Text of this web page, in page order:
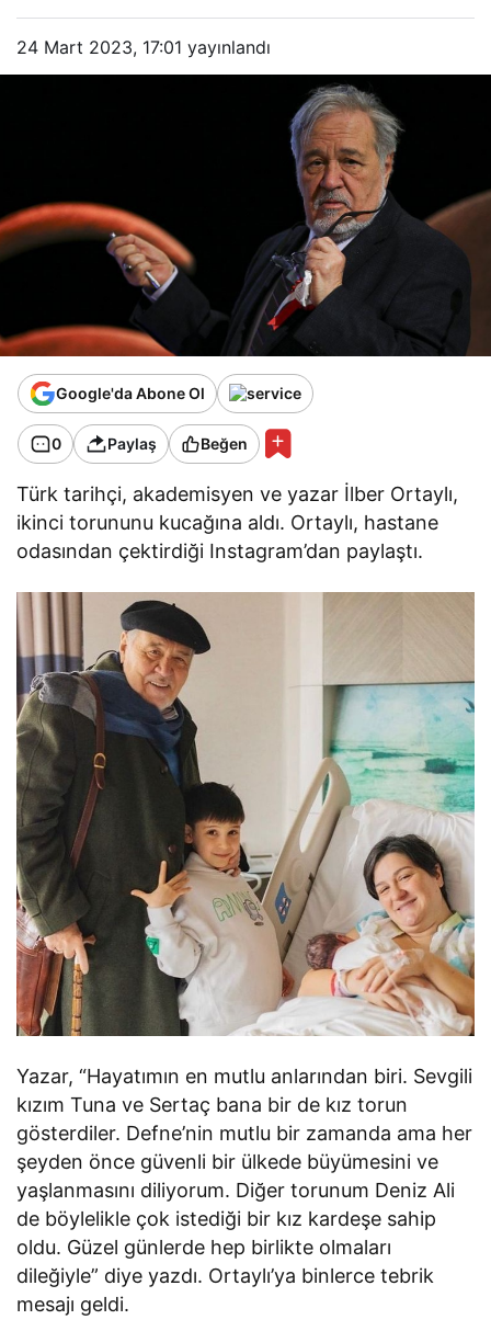
24 Mart 2023, 17:01 yayınlandı
Google'da Abone Ol
0 Paylaş Beğen
Türk tarihçi, akademisyen ve yazar İlber Ortaylı,
ikinci torununu kucağına aldı. Ortaylı, hastane
odasından çektirdiği Instagram’dan paylaştı.
Yazar, “Hayatımın en mutlu anlarından biri. Sevgili
kızım Tuna ve Sertaç bana bir de kız torun
gösterdiler. Defne’nin mutlu bir zamanda ama her
şeyden önce güvenli bir ülkede büyümesini ve
yaşlanmasını diliyorum. Diğer torunum Deniz Ali
de böylelikle çok istediği bir kız kardeşe sahip
oldu. Güzel günlerde hep birlikte olmaları
dileğiyle” diye yazdı. Ortaylı’ya binlerce tebrik
mesajı geldi.